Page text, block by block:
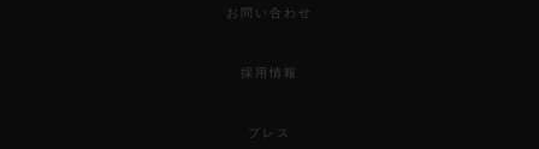
お問い合わせ
採用情報
プレス